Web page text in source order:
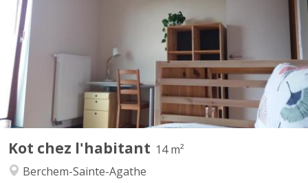
Kot chez l'habitant 14 m²
Berchem-Sainte-Agathe
Pour un. e étudiant. e. Belle chambre lumineuse dans une grande
maison calme. Maison non fumeuse. Pas de domiciliation
possible. Disponible à partir du 1septembre 2026. Loyer : 530
euros et provision de charges de 120 euros (eau, gaz, électricité,
internet haut-débit et ménage dans les...